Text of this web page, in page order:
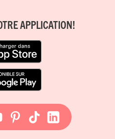
APPLICATION!